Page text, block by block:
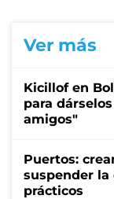
Ver más
Kicillof en
para
amigos"
Puertos:
suspender la
prácticos